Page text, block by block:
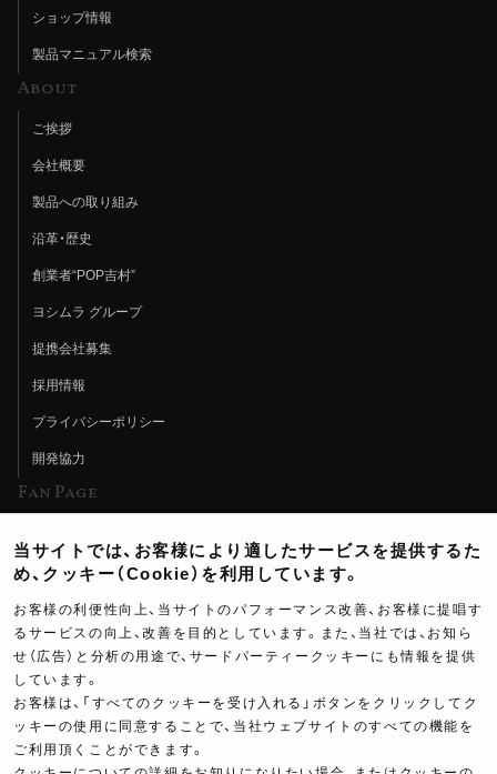
ショップ情報
製品マニュアル検索
About
ご挨拶
会社概要
製品への取り組み
沿革・歴史
創業者“POP吉村”
ヨシムラ グループ
提携会社募集
採用情報
プライバシーポリシー
開発協力
Fan Page
ヨシムラTV
イベント情報
イベントスケジュール
ツーリングブレイクタイム
製品ポスター
当サイトでは、お客様により適したサービスを提供するた
め、クッキー（Cookie）を利用しています。
お客様の利便性向上、当サイトのパフォーマンス改善、お客様に提唱す
るサービスの向上、改善を目的としています。また、当社では、お知ら
せ（広告）と分析の用途で、サードパーティークッキーにも情報を提供
しています。
お客様は、「すべてのクッキーを受け入れる」ボタンをクリックしてク
ッキーの使用に同意することで、当社ウェブサイトのすべての機能を
ご利用頂くことができます。